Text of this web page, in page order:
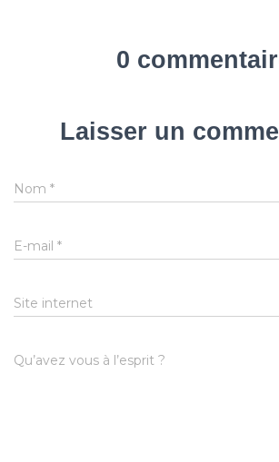
0
Laisser un
Nom *
E-mail *
Site internet
Qu’avez vous à l’esprit ?